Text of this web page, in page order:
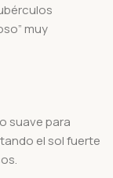
muy
suave para
el sol fuerte